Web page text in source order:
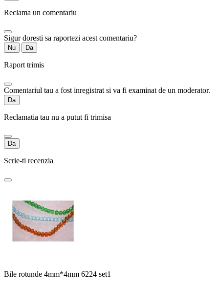
Reclama un comentariu
Sigur doresti sa raportezi acest comentariu?
Nu Da
Raport trimis
Comentariul tau a fost inregistrat si va fi examinat de un moderator.
Da
Reclamatia tau nu a putut fi trimisa
Da
Scrie-ti recenzia
Bile rotunde 4mm*4mm 6224 set1